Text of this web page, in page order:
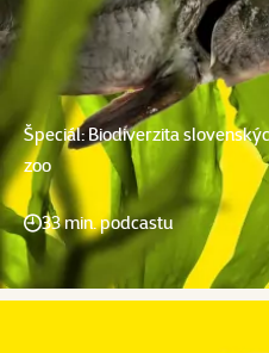
Špeciál: Biodiverzita
zoo
33 min. podcastu